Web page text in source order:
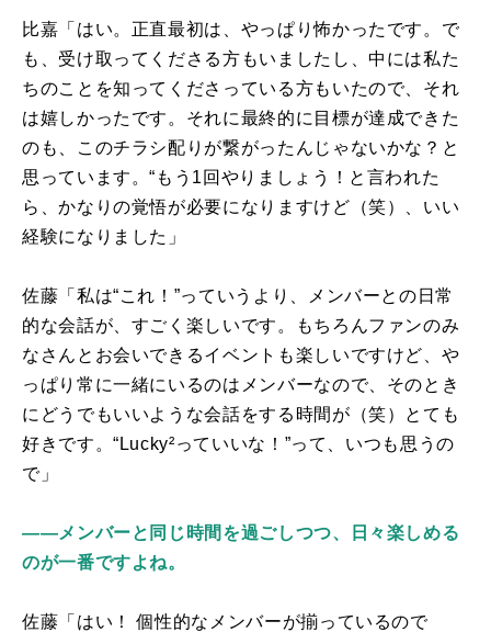
比嘉「はい。正直最初は、やっぱり怖かったです。で
も、受け取ってくださる方もいましたし、中には私た
ちのことを知ってくださっている方もいたので、それ
は嬉しかったです。それに最終的に目標が達成できた
のも、このチラシ配りが繋がったんじゃないかな？と
思っています。“もう 1 回やりましょう！と言われた
ら、かなりの覚悟が必要になりますけど（笑）、いい
経験になりました」
佐藤「私は“これ！”っていうより、メンバーとの日常
的な会話が、すごく楽しいです。もちろんファンのみ
なさんとお会いできるイベントも楽しいですけど、や
っぱり常に一緒にいるのはメンバーなので、そのとき
にどうでもいいような会話をする時間が（笑）とても
好きです。“ Lucky²っていいな！”って、いつも思うの
で」
――メンバーと同じ時間を過ごしつつ、日々楽しめる
のが一番ですよね。
佐藤「はい！ 個性的なメンバーが揃っているので